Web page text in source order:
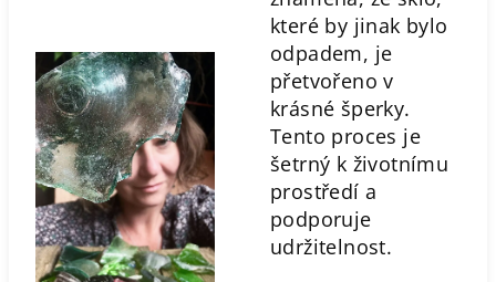
které by jinak bylo
odpadem, je
přetvořeno v
krásné šperky.
Tento proces je
šetrný k životnímu
prostředí a
podporuje
udržitelnost.